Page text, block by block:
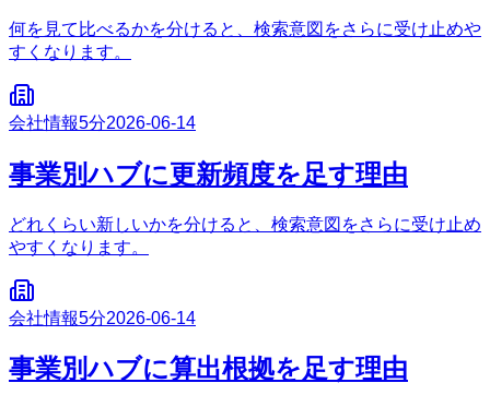
何を見て比べるかを分けると、検索意図をさらに受け止めや
すくなります。
会社情報5分2026-06-14
事業別ハブに更新頻度を足す理由
どれくらい新しいかを分けると、検索意図をさらに受け止め
やすくなります。
会社情報5分2026-06-14
事業別ハブに算出根拠を足す理由